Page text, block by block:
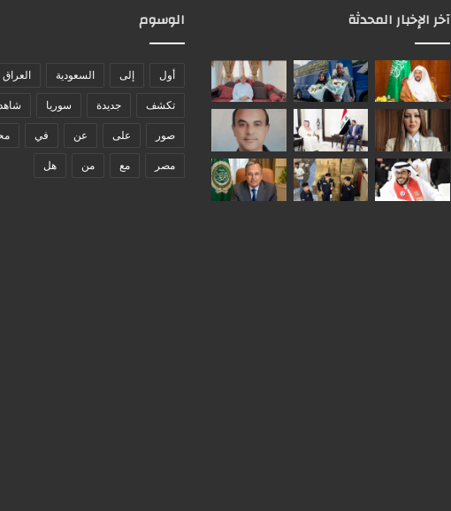
آخر الإخبار المحدثة الوسوم
أول إلى السعودية العراق
تكشف جديدة سوريا شاهد
صور على عن في
مصر مع من هل